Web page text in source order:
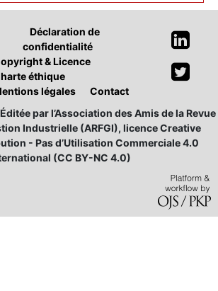
Déclaration de
confidentialité
& Licence
éthique
légales
Contact
par l’Association des Amis de la Revue
Industrielle (ARFGI), licence Creative
- Pas d’Utilisation Commerciale 4.0
(CC BY-NC 4.0)